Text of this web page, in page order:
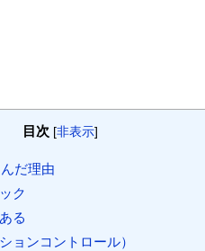
目次 [非表示]
だ理由
ク
る
ョンコントロール）